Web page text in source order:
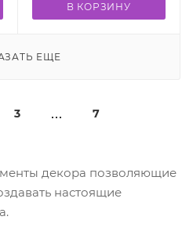
В КОРЗИНУ
ЕЩЕ
3 7
декора позволяющие
настоящие